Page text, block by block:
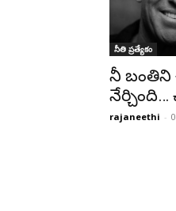
నీతి ప్రత్యేకం
నీ
rajaneethi -